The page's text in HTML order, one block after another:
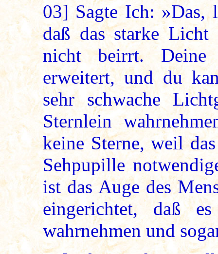
03] Sagte Ich: »Das,
daß das starke Licht
nicht beirrt.
erweitert, und du
sehr schwache
Sternlein
keine Sterne, weil
Sehpupille
ist das Auge des
eingerichtet, daß
wahrnehmen und